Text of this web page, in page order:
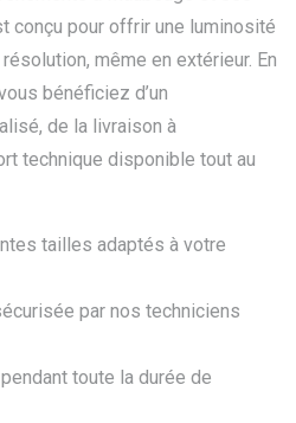
conçu pour offrir une luminosité
même en extérieur. En
bénéficiez d’un
de la livraison à
technique disponible tout au
tailles adaptés à votre
par nos techniciens
toute la durée de